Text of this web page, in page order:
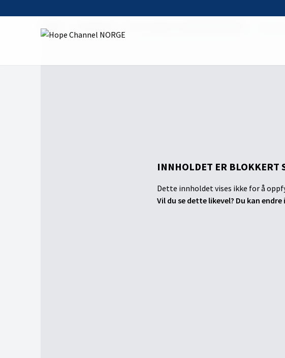
INNHOLDET ER BLOKKERT
Dette innholdet vises ikke for å
Vil du se dette likevel? Du kan